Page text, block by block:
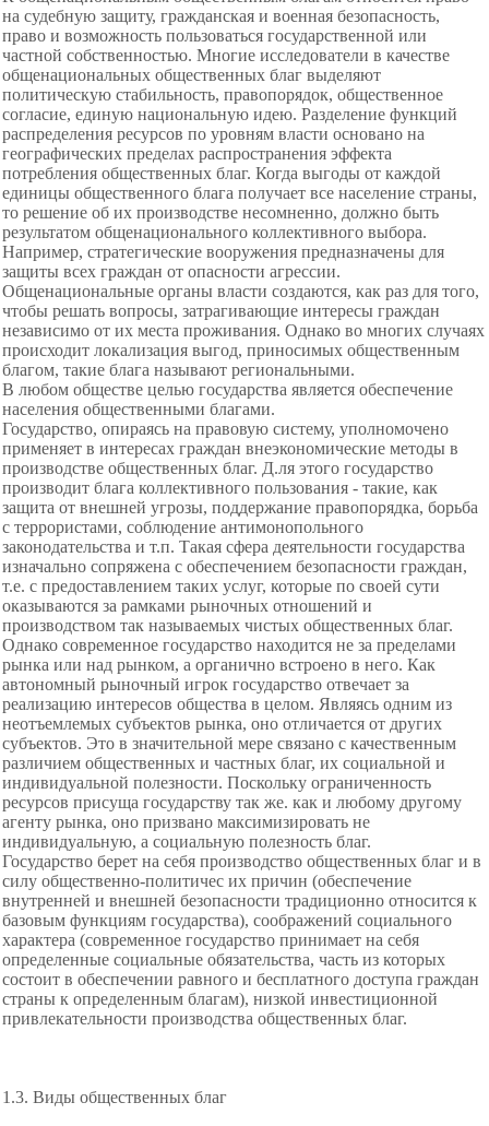
на судебную защиту, гражданская и военная безопасность,
право и возможность пользоваться государственной или
частной собственностью. Многие исследователи в качестве
общенациональных общественных благ выделяют
политическую стабильность, правопорядок, общественное
согласие, единую национальную идею. Разделение функций
распределения ресурсов по уровням власти основано на
географических пределах распространения эффекта
потребления общественных благ. Когда выгоды от каждой
единицы общественного блага получает все население страны,
то решение об их производстве несомненно, должно быть
результатом общенационального коллективного выбора.
Например, стратегические вооружения предназначены для
защиты всех граждан от опасности агрессии.
Общенациональные органы власти создаются, как раз для того,
чтобы решать вопросы, затрагивающие интересы граждан
независимо от их места проживания. Однако во многих случаях
происходит локализация выгод, приносимых общественным
благом, такие блага называют региональными.
В любом обществе целью государства является обеспечение
населения общественными благами.
Государство, опираясь на правовую систему, уполномочено
применяет в интересах граждан внеэкономические методы в
производстве общественных благ. Д.ля этого государство
производит блага коллективного пользования - такие, как
защита от внешней угрозы, поддержание правопорядка, борьба
с террористами, соблюдение антимонопольного
законодательства и т.п. Такая сфера деятельности государства
изначально сопряжена с обеспечением безопасности граждан,
т.е. с предоставлением таких услуг, которые по своей сути
оказываются за рамками рыночных отношений и
производством так называемых чистых общественных благ.
Однако современное государство находится не за пределами
рынка или над рынком, а органично встроено в него. Как
автономный рыночный игрок государство отвечает за
реализацию интересов общества в целом. Являясь одним из
неотъемлемых субъектов рынка, оно отличается от других
субъектов. Это в значительной мере связано с качественным
различием общественных и частных благ, их социальной и
индивидуальной полезности. Поскольку ограниченность
ресурсов присуща государству так же. как и любому другому
агенту рынка, оно призвано максимизировать не
индивидуальную, а социальную полезность благ.
Государство берет на себя производство общественных благ и в
силу общественно-политичес их причин (обеспечение
внутренней и внешней безопасности традиционно относится к
базовым функциям государства), соображений социального
характера (современное государство принимает на себя
определенные социальные обязательства, часть из которых
состоит в обеспечении равного и бесплатного доступа граждан
страны к определенным благам), низкой инвестиционной
привлекательности производства общественных благ.
1.3. Виды общественных благ